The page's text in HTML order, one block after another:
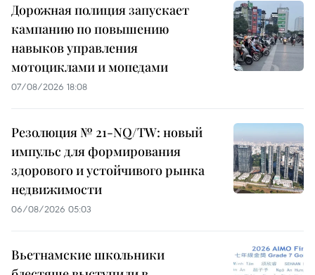
Дорожная полиция запускает
кампанию по повышению
навыков управления
мотоциклами и мопедами
07/08/2026 18:08
Резолюция № 21-NQ/TW: новый
импульс для формирования
здорового и устойчивого рынка
недвижимости
06/08/2026 05:03
Вьетнамские школьники